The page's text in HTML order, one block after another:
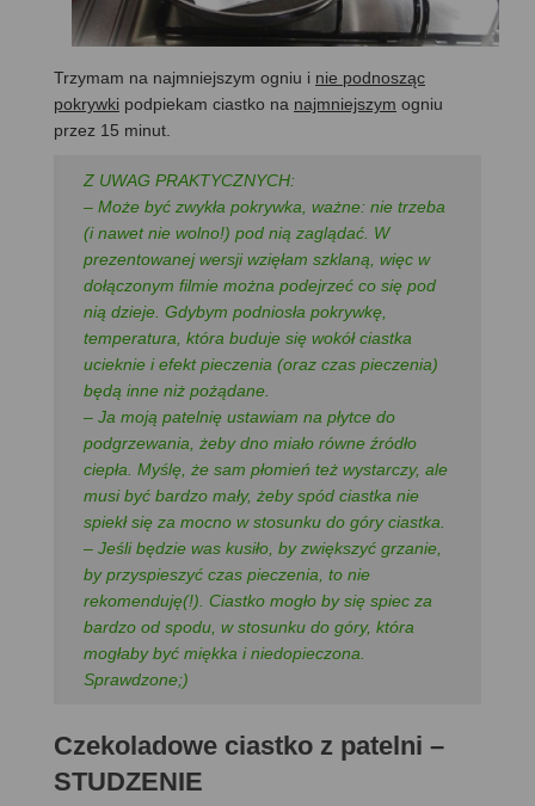
Trzymam na najmniejszym ogniu i nie podnosząc
pokrywki podpiekam ciastko na najmniejszym ogniu
przez 15 minut.
Z UWAG PRAKTYCZNYCH:
– Może być zwykła pokrywka, ważne: nie trzeba
(i nawet nie wolno!) pod nią zaglądać. W
prezentowanej wersji wzięłam szklaną, więc w
dołączonym filmie można podejrzeć co się pod
nią dzieje. Gdybym podniosła pokrywkę,
temperatura, która buduje się wokół ciastka
ucieknie i efekt pieczenia (oraz czas pieczenia)
będą inne niż pożądane.
– Ja moją patelnię ustawiam na płytce do
podgrzewania, żeby dno miało równe źródło
ciepła. Myślę, że sam płomień też wystarczy, ale
musi być bardzo mały, żeby spód ciastka nie
spiekł się za mocno w stosunku do góry ciastka.
– Jeśli będzie was kusiło, by zwiększyć grzanie,
by przyspieszyć czas pieczenia, to nie
rekomenduję(!). Ciastko mogło by się spiec za
bardzo od spodu, w stosunku do góry, która
mogłaby być miękka i niedopieczona.
Sprawdzone;)
Czekoladowe ciastko z patelni –
STUDZENIE